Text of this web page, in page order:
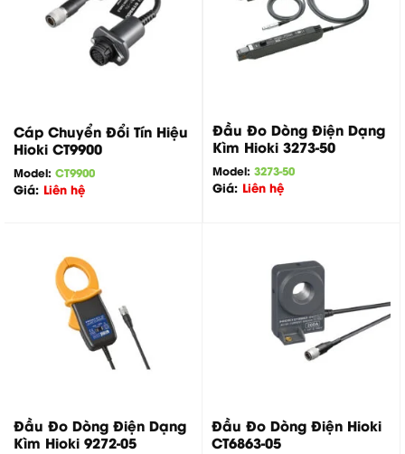
Cáp Chuyển Đổi Tín Hiệu
Hioki CT9900
Model: CT9900
Giá: Liên hệ
Đầu Đo Dòng Điện Dạng
Kìm Hioki 3273-50
Model: 3273-50
Giá: Liên hệ
Đầu Đo Dòng Điện Dạng
Kìm Hioki 9272-05
Đầu Đo Dòng Điện Hioki
CT6863-05